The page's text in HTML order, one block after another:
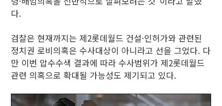
다.
검찰은 현재까지는 제2롯데월드 건설·인허가와 관련된
정치권 로비의혹은 수사대상이 아니라고 선을 그었다. 다
만 이번 압수수색 결과에 따라 수사범위가 제2롯데월드
관련 의혹으로 확대될 가능성도 제기되고 있다.